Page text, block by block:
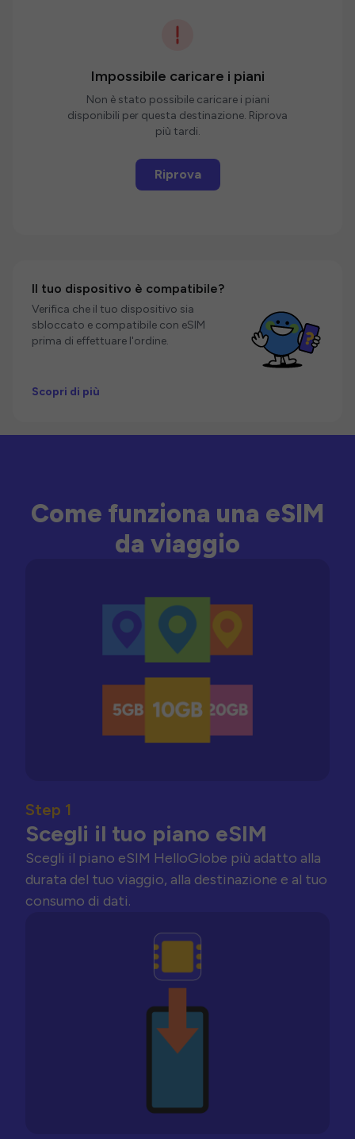
Impossibile caricare i piani
Non è stato possibile caricare i piani
disponibili per questa destinazione. Riprova
più tardi.
Riprova
Il tuo dispositivo è compatibile?
Verifica che il tuo dispositivo sia
sbloccato e compatibile con eSIM
prima di effettuare l'ordine.
Scopri di più
Come funziona una eSIM
da viaggio
Step 1
Scegli il tuo piano eSIM
Scegli il piano eSIM HelloGlobe più adatto alla
durata del tuo viaggio, alla destinazione e al tuo
consumo di dati.